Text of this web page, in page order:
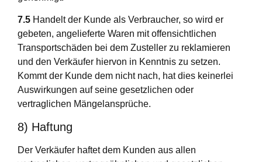
7.5 Handelt der Kunde als Verbraucher, so wird er
gebeten, angelieferte Waren mit offensichtlichen
Transportschäden bei dem Zusteller zu reklamieren
und den Verkäufer hiervon in Kenntnis zu setzen.
Kommt der Kunde dem nicht nach, hat dies keinerlei
Auswirkungen auf seine gesetzlichen oder
vertraglichen Mängelansprüche.
8) Haftung
Der Verkäufer haftet dem Kunden aus allen